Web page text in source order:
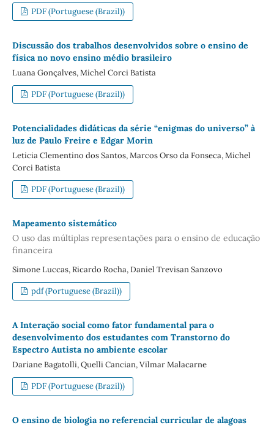
PDF (Portuguese (Brazil))
Discussão dos trabalhos desenvolvidos sobre o ensino de
física no novo ensino médio brasileiro
Luana Gonçalves, Michel Corci Batista
PDF (Portuguese (Brazil))
Potencialidades didáticas da série “enigmas do universo” à
luz de Paulo Freire e Edgar Morin
Leticia Clementino dos Santos, Marcos Orso da Fonseca, Michel
Corci Batista
PDF (Portuguese (Brazil))
Mapeamento sistemático
O uso das múltiplas representações para o ensino de educação
financeira
Simone Luccas, Ricardo Rocha, Daniel Trevisan Sanzovo
pdf (Portuguese (Brazil))
A Interação social como fator fundamental para o
desenvolvimento dos estudantes com Transtorno do
Espectro Autista no ambiente escolar
Dariane Bagatolli, Quelli Cancian, Vilmar Malacarne
PDF (Portuguese (Brazil))
O ensino de biologia no referencial curricular de alagoas